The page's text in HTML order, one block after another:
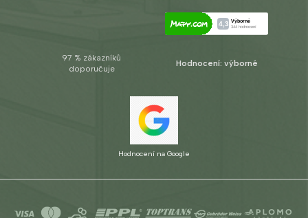
97 % zákazníků
doporučuje
Hodnocení: výborné
Hodnocení na Google